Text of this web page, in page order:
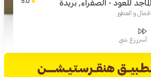
الماجد للعود - الصفراء, بريدة
الجمال و العطور
أسرررع شي